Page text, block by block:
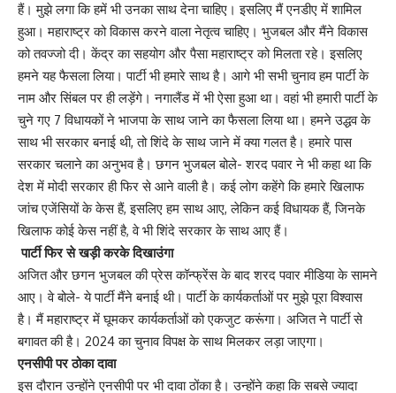
हैं। मुझे लगा कि हमें भी उनका साथ देना चाहिए। इसलिए मैं एनडीए में शामिल
हुआ। महाराष्ट्र को विकास करने वाला नेतृत्व चाहिए। भुजबल और मैंने विकास
को तवज्जो दी। केंद्र का सहयोग और पैसा महाराष्ट्र को मिलता रहे। इसलिए
हमने यह फैसला लिया। पार्टी भी हमारे साथ है। आगे भी सभी चुनाव हम पार्टी के
नाम और सिंबल पर ही लड़ेंगे। नगालैंड में भी ऐसा हुआ था। वहां भी हमारी पार्टी के
चुने गए 7 विधायकों ने भाजपा के साथ जाने का फैसला लिया था। हमने उद्धव के
साथ भी सरकार बनाई थी, तो शिंदे के साथ जाने में क्या गलत है। हमारे पास
सरकार चलाने का अनुभव है। छगन भुजबल बोले- शरद पवार ने भी कहा था कि
देश में मोदी सरकार ही फिर से आने वाली है। कई लोग कहेंगे कि हमारे खिलाफ
जांच एजेंसियों के केस हैं, इसलिए हम साथ आए, लेकिन कई विधायक हैं, जिनके
खिलाफ कोई केस नहीं है, वे भी शिंदे सरकार के साथ आए हैं।
पार्टी फिर से खड़ी करके दिखाउंगा
अजित और छगन भुजबल की प्रेस कॉन्फ्रेंस के बाद शरद पवार मीडिया के सामने
आए। वे बोले- ये पार्टी मैंने बनाई थी। पार्टी के कार्यकर्ताओं पर मुझे पूरा विश्वास
है। मैं महाराष्ट्र में घूमकर कार्यकर्ताओं को एकजुट करूंगा। अजित ने पार्टी से
बगावत की है। 2024 का चुनाव विपक्ष के साथ मिलकर लड़ा जाएगा।
एनसीपी पर ठोका दावा
इस दौरान उन्होंने एनसीपी पर भी दावा ठोंका है। उन्होंने कहा कि सबसे ज्यादा